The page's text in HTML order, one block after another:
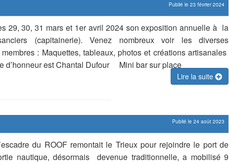
Publié le 23 février 2024
29, 30, 31 mars et 1er avril 2024 son exposition annuelle à la
(capitainerie). Venez nombreux voir les diverses
: Maquettes, tableaux, photos et créations artisanales
d’honneur est Chantal Dufour Mini bar sur place
Lire la suite
Publié le 24 août 2023
du ROOF remontait le Trieux pour rejoindre le port de
nautique, désormais devenue traditionnelle, a mobilisé 9